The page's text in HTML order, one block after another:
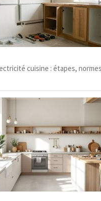
cuisine : étapes,